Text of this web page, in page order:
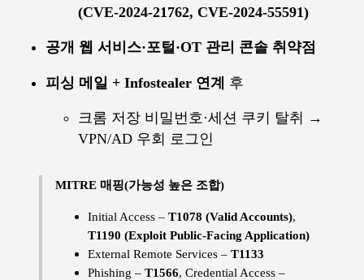
(CVE-2024-21762, CVE-2024-55591)
공개 웹 서비스·포털·OT 관리 콘솔 취약점
피싱 메일 + Infostealer 연계 후
크롬 저장 비밀번호·세션 쿠키 탈취 →
VPN/AD 우회 로그인
MITRE 매핑(가능성 높은 조합)
Initial Access – T1078 (Valid Accounts),
T1190 (Exploit Public-Facing Application)
External Remote Services – T1133
Phishing – T1566, Credential Access –